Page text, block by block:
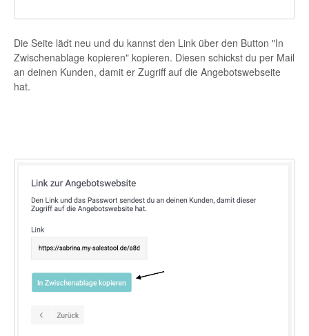
Die Seite lädt neu und du kannst den Link über den Button "In
Zwischenablage kopieren" kopieren. Diesen schickst du per Mail
an deinen Kunden, damit er Zugriff auf die Angebotswebseite
hat.